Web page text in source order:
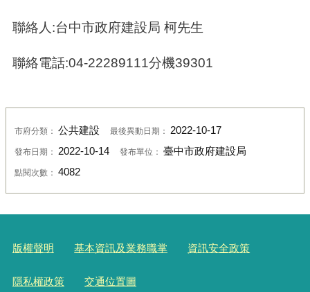
聯絡人:台中市政府建設局 柯先生
聯絡電話:04-22289111分機39301
市府分類： 公共建設 最後異動日期： 2022-10-17
發布日期： 2022-10-14 發布單位： 臺中市政府建設局
點閱次數： 4082
版權聲明 基本資訊及業務職掌 資訊安全政策
隱私權政策 交通位置圖